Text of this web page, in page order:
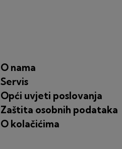
O nama
Servis
Opći uvjeti poslovanja
Zaštita osobnih podataka
O kolačićima